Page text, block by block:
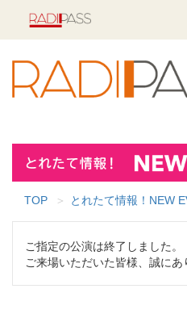
TOP とれたて情報！NEW
ご指定の公演は終了しました。
ご来場いただいた皆様、誠にあ